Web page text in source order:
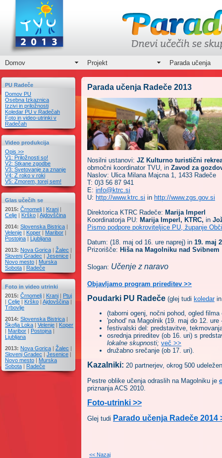
Domov Projekt Parada učenja
PU Radeče
Domov PU
Osebna Izkaznica
Izzivi in priložnosti
Koledar PU v Radečah
Foto in video-utrinki v
Radečah
Video produkcija
Opis >>
V1: Priložnosti so!
V2: Stkane zgodbe
V3: Svetovanje za znanje
V4: Z roko v roki
V5: Zmorem, torej sem!
Glas učečih se
2015: Črnomelj | Kranj |
Celje | Krško | Ajdovščina
2014: Slovenska Bistrica |
Velenje | Koper | Maribor |
Postojna | Ljubljana
2013: Nova Gorica | Žalec |
Slovenj Gradec | Jesenice |
Novo mesto | Murska
Sobota | Radeče
Foto in video utrinki
2015: Črnomelj | Kranj | Ptuj
| Celje | Krško | Ajdovščina |
Trbovlje
2014: Slovenska Bistrica |
Škofja Loka | Velenje | Koper
| Maribor | Postojna |
Ljubljana
2013: Nova Gorica | Žalec |
Slovenj Gradec | Jesenice |
Novo mesto | Murska
Sobota | Radeče
Parada učenja Radeče 2013
Nosi lni ustanovi: JZ Kulturno turistični
območni koordinator TVU, in Zavod za
Naslov: Ulica Milana Majcna 1, 1433 Radeče
T: 0)3 56 87 941
E: info@ktrc.si
U: http://www.ktrc.si in http://www.zgs.gov.si
Direktorica KTRC Radeče: Marija Imperl
Koordinatorja PU: Marija Imperl, KTRC, in
Pismo podpore pokroviteljice PU, županje
Datum: (18. maj od 16. ure naprej) in 19. maj
Prizorišče: Hiša na Magolniku nad Svibnem
Slogan: Učenje z naravo
Objavljamo program prireditev >>
Poudarki PU Radeče (glej tudi koledar
(taborni ogenj, nočni pohod, ogled
'pohod' na Magolnik (19. maj do 12.
festivalski del: predstavitve,
osrednja prireditev (ob 16. uri) s
lokalne skupnosti; več >>
družabno srečanje (ob 17. uri).
Kazalniki: 20 partnerjev, okrog 500
Pestre oblike učenja odraslih na Magolniku je
priznanja ACS 2010.
Foto-utrinki >>
Glej tudi Parado učenja Radeče 2014
<< Nazaj